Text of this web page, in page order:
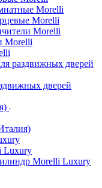
Morelli
Morelli
Morelli
Morelli
раздвижных дверей
дверей
Luxury
Morelli Luxury